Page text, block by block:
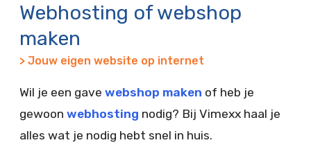
Webhosting of webshop
maken
> Jouw eigen website op internet
Wil je een gave webshop maken of heb je
gewoon webhosting nodig? Bij Vimexx haal je
alles wat je nodig hebt snel in huis.